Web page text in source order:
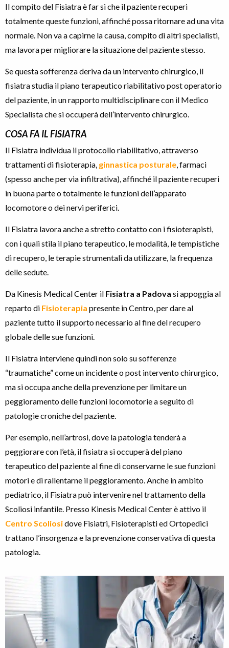
Il compito del Fisiatra è far sì che il paziente recuperi
totalmente queste funzioni, affinché possa ritornare ad una vita
normale. Non va a capirne la causa, compito di altri specialisti,
ma lavora per migliorare la situazione del paziente stesso.
Se questa sofferenza deriva da un intervento chirurgico, il
fisiatra studia il piano terapeutico riabilitativo post operatorio
del paziente, in un rapporto multidisciplinare con il Medico
Specialista che si occuperà dell’intervento chirurgico.
COSA FA ILFISIATRA
Il Fisiatra individua il protocollo riabilitativo, attraverso
trattamenti di fisioterapia, ginnastica posturale, farmaci
(spesso anche per via infiltrativa), affinché il paziente recuperi
in buona parte o totalmente le funzioni dell’apparato
locomotore o dei nervi periferici.
Il Fisiatra lavora anche a stretto contatto con i fisioterapisti,
con i quali stila il piano terapeutico, le modalità, le tempistiche
di recupero, le terapie strumentali da utilizzare, la frequenza
delle sedute.
Da Kinesis Medical Center il Fisiatra a Padova si appoggia al
reparto di Fisioterapia presente in Centro, per dare al
paziente tutto il supporto necessario al fine del recupero
globale delle sue funzioni.
Il Fisiatra interviene quindi non solo su sofferenze
“traumatiche” come un incidente o post intervento chirurgico,
ma si occupa anche della prevenzione per limitare un
peggioramento delle funzioni locomotorie a seguito di
patologie croniche del paziente.
Per esempio, nell’artrosi, dove la patologia tenderà a
peggiorare con l’età, il fisiatra si occuperà del piano
terapeutico del paziente al fine di conservarne le sue funzioni
motori e di rallentarne il peggioramento. Anche in ambito
pediatrico, il Fisiatra può intervenire nel trattamento della
Scoliosi infantile. Presso Kinesis Medical Center è attivo il
Centro Scoliosidove Fisiatri, Fisioterapisti ed Ortopedici
trattano l’insorgenza e la prevenzione conservativa di questa
patologia.